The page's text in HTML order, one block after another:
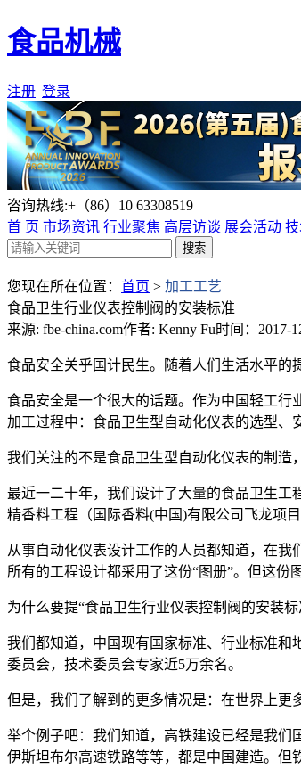
食品机械
注册| 登录
咨询热线:+（86）10 63308519
首 页 市场资讯 行业聚焦 高层访谈 展会活动
您现在所在位置： 首页 > 加工工艺
食品卫生行业仪表控制阀的安装标准
来源: fbe-china.com作者: Kenny Fu时间：2017-
食品安全关乎国计民生。随着人们生活水平的
食品安全是一个很大的话题。作为中国轻工
加工过程中：食品卫生型自动化仪表的选型、
我们关注的不是食品卫生型自动化仪表的制造
最近一二十年，我们设计了大量的食品卫生工
精香料工程（国际香料(中国)有限公司飞龙项
从事自动化仪表设计工作的人员都知道，在
所有的工程设计都采用了这份“图册”。但这份
为什么要提“食品卫生行业仪表控制阀的安装标
我们都知道，中国现有国家标准、行业标准和
委员会，技术委员会专家近5万余名。
但是，我们了解到的更多情况是：在世界上更
举个例子吧：我们知道，高铁建设已经是我
伊斯坦布尔高速铁路等等，都是中国建造。但